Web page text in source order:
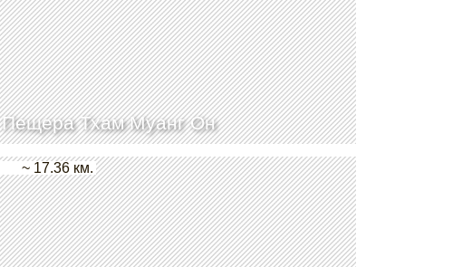
Пещера Тхам Муанг Он
~ 17.36 км.